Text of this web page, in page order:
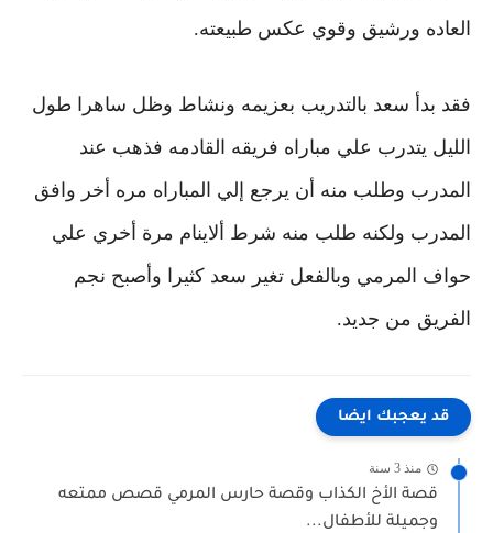
العاده ورشيق وقوي عكس طبيعته.
فقد بدأ سعد بالتدريب بعزيمه ونشاط وظل ساهرا طول
الليل يتدرب علي مباراه فريقه القادمه فذهب عند
المدرب وطلب منه أن يرجع إلي المباراه مره أخر وافق
المدرب ولكنه طلب منه شرط ألاينام مرة أخري علي
حواف المرمي وبالفعل تغير سعد كثيرا وأصبح نجم
الفريق من جديد.
قد يعجبك ايضا
منذ 3 سنة
قصة الأخ الكذاب وقصة حارس المرمي قصص ممتعه
وجميلة للأطفال...